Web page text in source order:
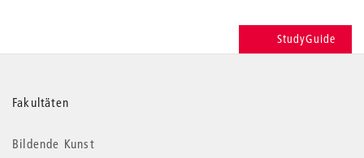
StudyGuide
Weitere
Informationen
Fakultäten
Bildende Kunst